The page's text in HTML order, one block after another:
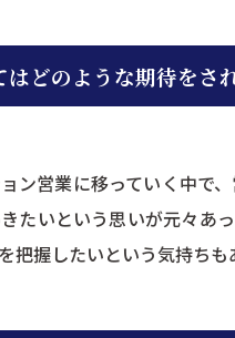
どのような期待をさ
ン営業に移っていく中で
たいという思いが元々あ
把握したいという気持ちも